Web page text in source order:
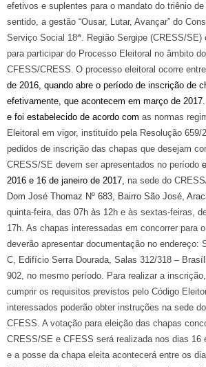
efetivos e suplentes para o mandato do triênio
sentido, a gestão “Ousar, Lutar, Avançar” do
Serviço Social 18a. Região Sergipe (CRESS/SE)
para participar do Processo Eleitoral no âmbito
CFESS/CRESS. O processo eleitoral ocorre entre
de 2016, quando abre o período de inscrição de
efetivamente, que acontecem em março de
e foi estabelecido de acordo com as normas
Eleitoral em vigor, instituído pela Resolução 659/
pedidos de inscrição das chapas que desejam
CRESS/SE devem ser apresentados no período
2016 e 16 de janeiro de 2017, na sede do
Dom José Thomaz Nº 683, Bairro São José,
quinta-feira, das 07h às 12h e às sextas-feiras,
17h. As chapas interessadas em concorrer para
deverão apresentar documentação no endereço:
C, Edifício Serra Dourada, Salas 312/318 –
902, no mesmo período. Para realizar a
cumprir os requisitos previstos pelo Código
interessados poderão obter instruções na sede
CFESS. A votação para eleição das chapas
CRESS/SE e CFESS será realizada nos dias 16
e a posse da chapa eleita acontecerá entre os